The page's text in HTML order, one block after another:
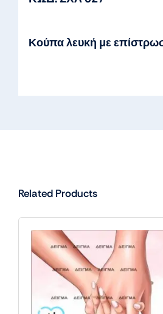
Κούπα λευκή με
Related Products